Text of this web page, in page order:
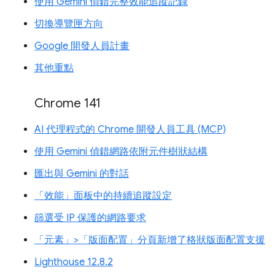
切換導覽匣方向
Google 開發人員計畫
其他重點
Chrome 141
AI 代理程式的 Chrome 開發人員工具 (MCP)
使用 Gemini 偵錯網路依附元件樹狀結構
匯出與 Gemini 的對話
「效能」面板中的持續追蹤設定
篩選受 IP 保護的網路要求
「元素」>「版面配置」分頁新增了格狀版面配置支援
Lighthouse 12.8.2